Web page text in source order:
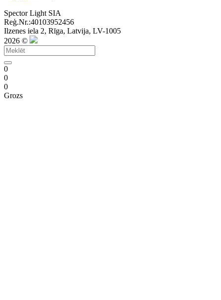
Spector Light SIA
Reģ.Nr.:40103952456
Ilzenes iela 2, Rīga, Latvija, LV-1005
2026 ©
0
0
0
Grozs